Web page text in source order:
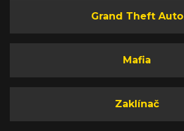
Grand Theft Auto
Mafia
Zaklínač